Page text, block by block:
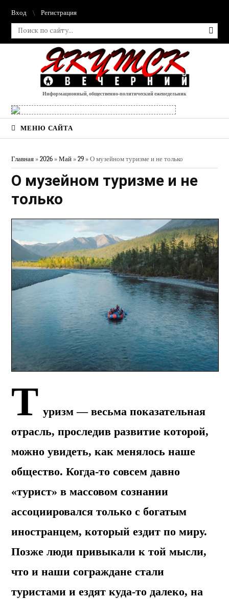
Вход Регистрация
Информационный, общественно-политический еженедельник
МЕНЮ САЙТА
Главная »2026 » Май » 29 » О музейном туризме и не только
О музейном туризме и не
только
Т уризм — весьма показательная
отрасль, проследив развитие которой,
можно увидеть, как менялось наше
общество. Когда-то совсем давно
«турист» в массовом сознании
ассоциировался только с богатым
иностранцем, который ездит по миру.
Позже люди привыкали к той мысли,
что и наши сограждане стали
туристами и ездят куда-то далеко, на